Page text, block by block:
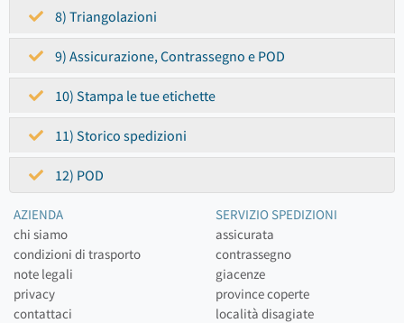
8) Triangolazioni
9) Assicurazione, Contrassegno e POD
10) Stampa le tue etichette
11) Storico spedizioni
12) POD
AZIENDA
chi siamo
condizioni di trasporto
note legali
privacy
contattaci
SERVIZIO SPEDIZIONI
assicurata
contrassegno
giacenze
province coperte
località disagiate